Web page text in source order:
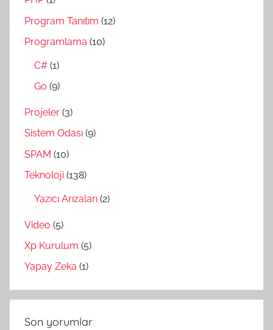
Program Tanıtım (12)
Programlama (10)
C# (1)
Go (9)
Projeler (3)
Sistem Odası (9)
SPAM (10)
Teknoloji (138)
Yazıcı Arızaları (2)
Video (5)
Xp Kurulum (5)
Yapay Zeka (1)
Son yorumlar